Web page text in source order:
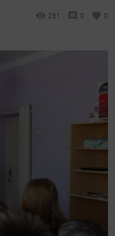
261 0 0